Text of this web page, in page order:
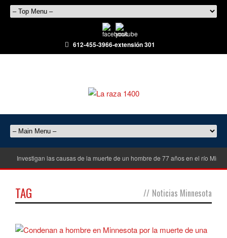
612-455-3966-extensión 301
Investigan las causas de la muerte de un hombre de 77 años en el río
TAG // Noticias Minnesota